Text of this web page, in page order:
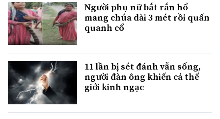
Người phụ nữ bắt rắn hổ
mang chúa dài 3 mét rồi quấn
quanh cổ
11 lần bị sét đánh vẫn sống,
người đàn ông khiến cả thế
giới kinh ngạc